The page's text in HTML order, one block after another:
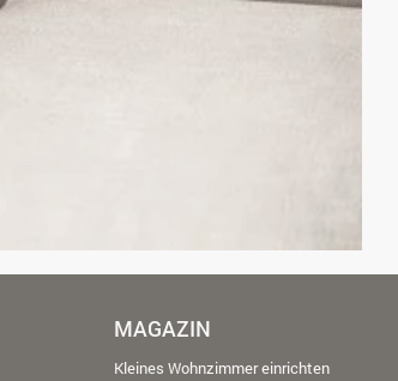
MAGAZIN
Kleines Wohnzimmer einrichten